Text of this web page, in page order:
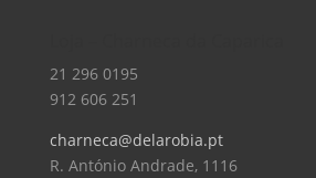
21 296 0195
912 606 251
charneca@delarobia.pt
R. António Andrade, 1116